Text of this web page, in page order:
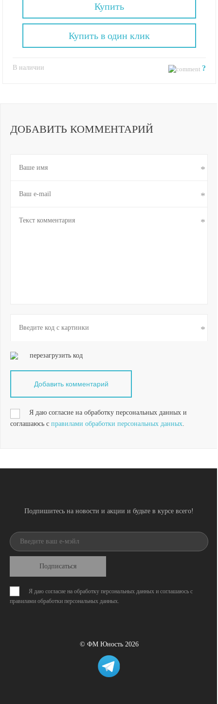
Купить
В наличии ?
Купить в один клик
ДОБАВИТЬ КОММЕНТАРИЙ
перезагрузить код
Я даю согласие на обработку персональных данных и
соглашаюсь с правилами обработки персональных данных
Подпишитесь на новости и акции и будьте в курсе всего!
Подписаться
Я даю согласие на обработку персональных данных и соглашаюсь с
правилами обработки персональных данных.
© ФМ Юность 2026